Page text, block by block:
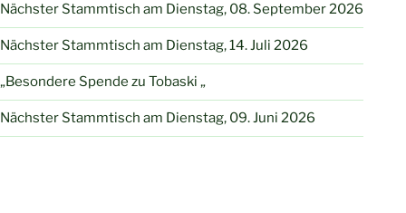
Nächster Stammtisch am Dienstag, 08. September 2026
Nächster Stammtisch am Dienstag, 14. Juli 2026
„Besondere Spende zu Tobaski „
Nächster Stammtisch am Dienstag, 09. Juni 2026